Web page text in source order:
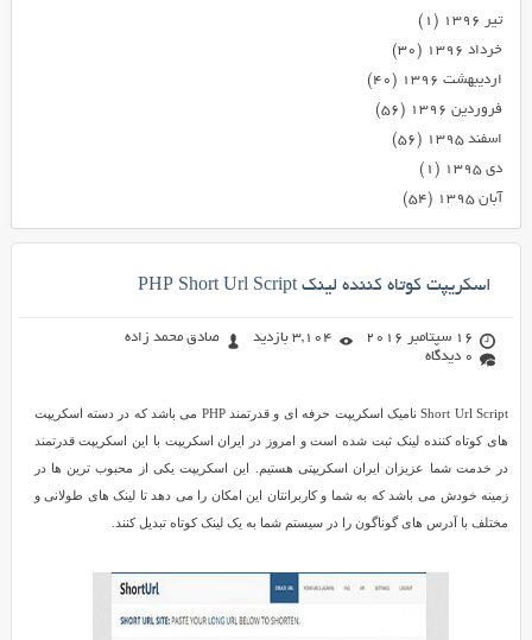
تیر ۱۳۹۶
(۱)
خرداد ۱۳۹۶
(۳۰)
اردیبهشت ۱۳۹۶
(۴۰)
فروردین ۱۳۹۶
(۵۶)
اسفند ۱۳۹۵
(۵۶)
دی ۱۳۹۵
(۱)
آبان ۱۳۹۵
(۵۴)
اسکریپت کوتاه کننده لینک PHP Short Url Script
16 سپتامبر 2016 3,104 بازدید
صادق محمد زاده
0 دیدگاه
Short Url Script نامیک اسکریپت حرفه ای و قدرتمند PHP می باشد که در دسته اسکریپت
های کوتاه کننده لینک ثبت شده است و امروز در ایران اسکریپت با این اسکریپت قدرتمند
در خدمت شما عزیزان ایران اسکریپتی هستیم. این اسکریپت یکی از محبوب ترین ها در
زمینه خودش می باشد که به شما و کاربرانتان این امکان را می دهد تا لینک های طولانی و
مختلف با آدرس های گوناگون را در سیستم شما به یک لینک کوتاه تبدیل کنند.